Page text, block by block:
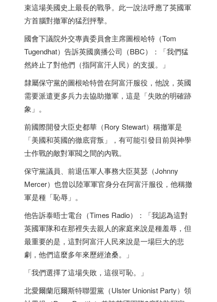
束這場美國史上最長的戰爭。此一說法呼應了英國軍
方首腦對撤軍的猛烈抨擊。
國會下議院外交專責委員會主席圖根哈特（Tom
Tugendhat）告訴英國廣播公司（BBC）：「我們猛
然終止了對他們（指阿富汗人民）的支援。」
隸屬保守黨的圖根哈特曾在阿富汗服役，他說，英國
需要派遣更多兵力去協助撤軍，這是「失敗的明確跡
象」。
前國際開發大臣史都華（Rory Stewart）稱撤軍是
「美國和英國的徹底背叛」，有可能引發目前與神學
士作戰的敵對軍閥之間的內戰。
保守黨議員、前退伍軍人事務大臣莫瑟（Johnny
Mercer）也曾以陸軍軍官身分在阿富汗服役，他稱撤
軍是種「恥辱」。
他告訴泰晤士電台（Times Radio）：「我認為這對
英國軍隊和在那裡失去親人的家庭來說是種羞辱，但
最重要的是，這對阿富汗人民來說是一場巨大的悲
劇，他們這麼多年來歷經滄桑。」
「我們選擇了這場失敗，這很可恥。」
北愛爾蘭厄爾斯特聯盟黨（Ulster Unionist Party）領